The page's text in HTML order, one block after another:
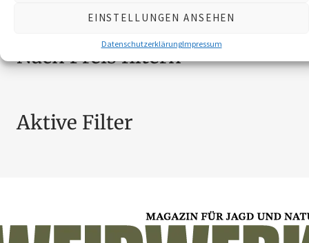
EINSTELLUNGEN ANSEHEN
DatenschutzerklärungImpressum
Nach Preis filtern
Aktive Filter